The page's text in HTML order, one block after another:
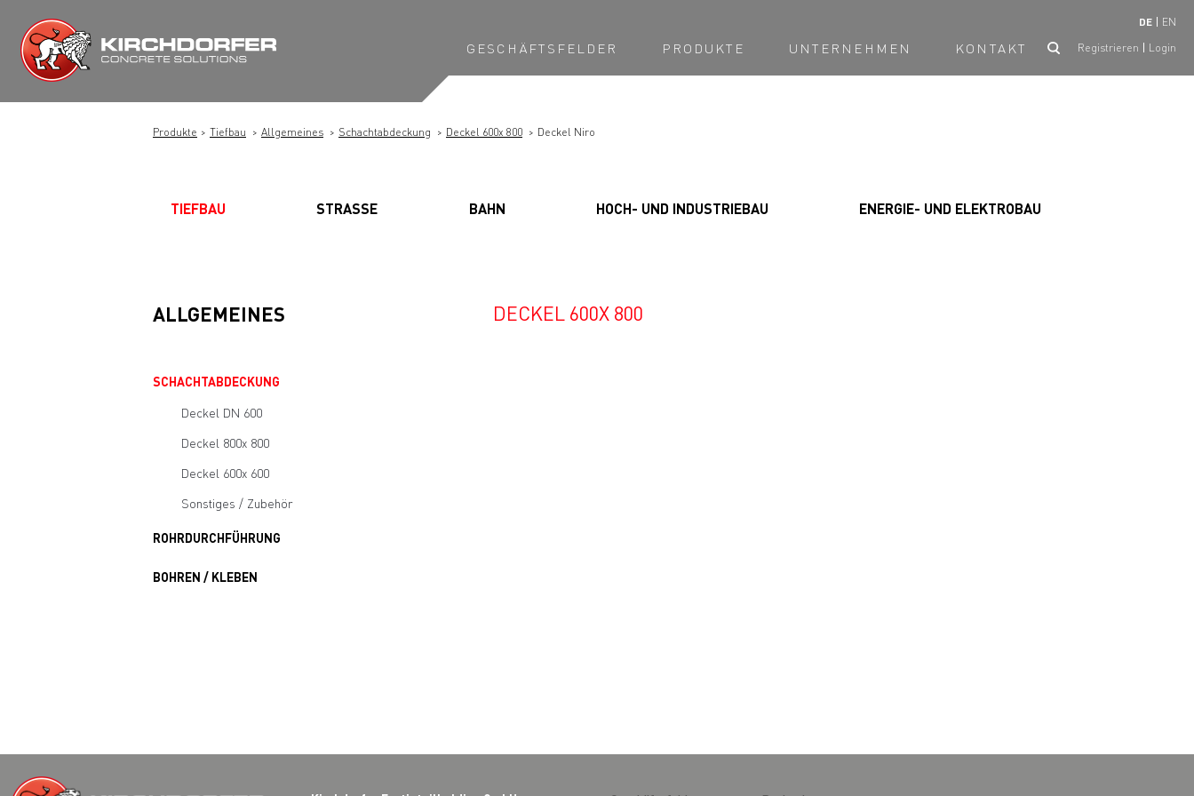
Inhalt
springen
DE EN
GESCHÄFTSFELDER PRODUKTE UNTERNEHMEN KONTAKT Registrieren Login
Produkte Tiefbau Allgemeines Schachtabdeckung Deckel 600x 800 Deckel Niro
TIEFBAU STRASSE BAHN HOCH- UND INDUSTRIEBAU ENERGIE- UND ELEKTROBAU
ALLGEMEINES
SCHACHTABDECKUNG
Deckel DN 600
Deckel 800x 800
Deckel 600x 600
Sonstiges / Zubehör
ROHRDURCHFÜHRUNG
BOHREN / KLEBEN
DECKEL 600X 800